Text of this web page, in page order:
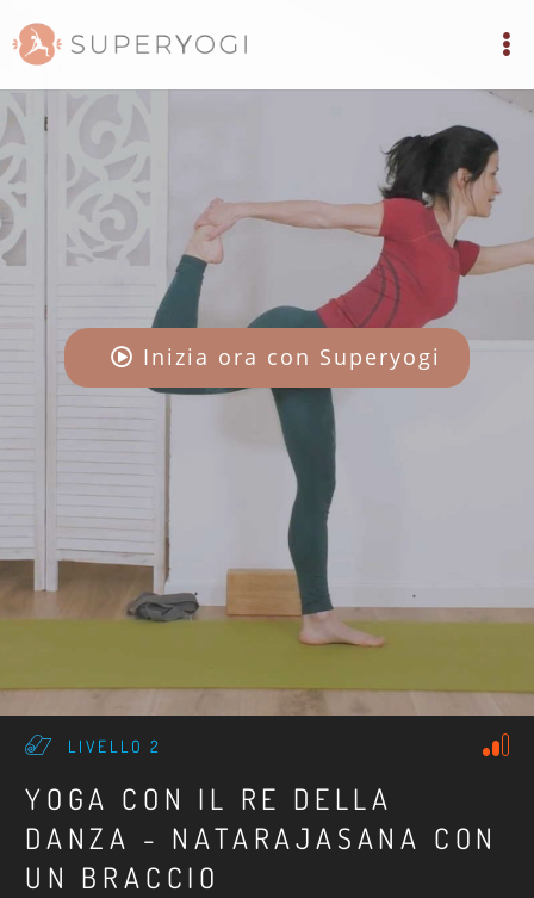
Inizia ora con Superyogi
LIVELLO 2
YOGA CON IL RE DELLA
DANZA - NATARAJASANA CON
UN BRACCIO